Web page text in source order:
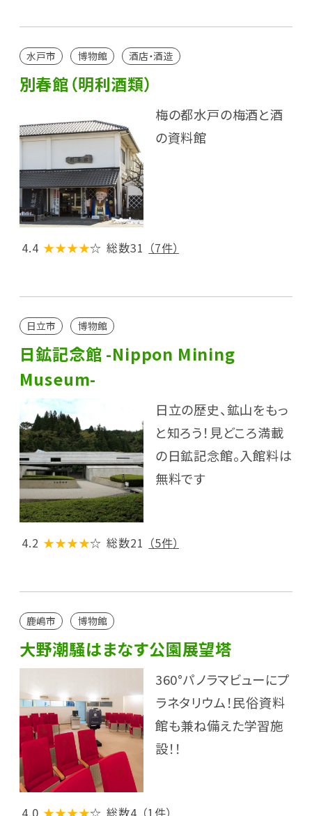
水戸市 博物館 酒店・酒造
別春館（明利酒類）
梅の都水戸の梅酒と酒
の資料館
4.4 ★★★★☆ 総数31 （7件）
日立市 博物館
日鉱記念館 -Nippon Mining
Museum-
日立の歴史、鉱山をもっ
と知ろう！見どころ満載
の日鉱記念館。入館料は
無料です
4.2 ★★★★☆ 総数21 （5件）
鹿嶋市 博物館
大野潮騒はまなす公園展望塔
360°パノラマビューにプ
ラネタリウム！民俗資料
館も兼ね備えた学習施
設！！
4.0 ★★★★☆ 総数4 （1件）